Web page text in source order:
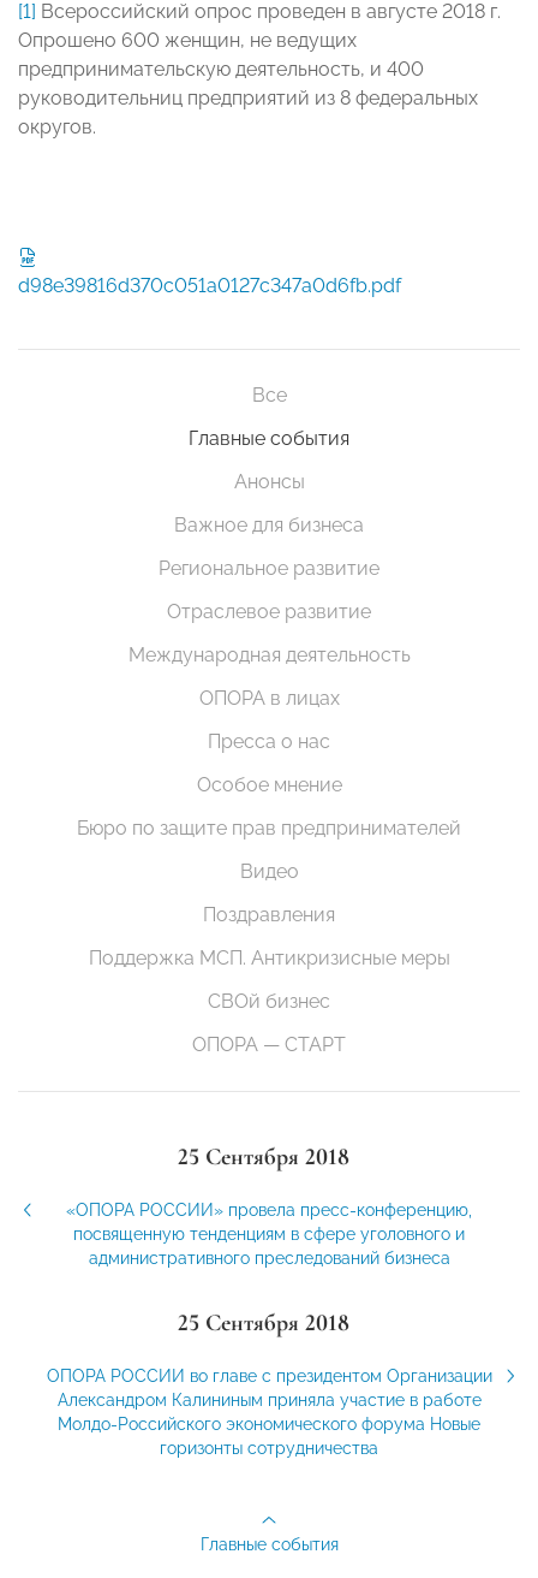
[1] Всероссийский опрос проведен в августе 2018 г.
Опрошено 600 женщин, не ведущих
предпринимательскую деятельность, и 400
руководительниц предприятий из 8 федеральных
округов.
d98e39816d370c051a0127c347a0d6fb.pdf
Все
Главные события
Анонсы
Важное для бизнеса
Региональное развитие
Отраслевое развитие
Международная деятельность
ОПОРА в лицах
Пресса о нас
Особое мнение
Бюро по защите прав предпринимателей
Видео
Поздравления
Поддержка МСП. Антикризисные меры
СВОй бизнес
ОПОРА — СТАРТ
25 Сентября 2018
«ОПОРА РОССИИ» провела пресс-конференцию,
посвященную тенденциям в сфере уголовного и
административного преследований бизнеса
25 Сентября 2018
ОПОРА РОССИИ во главе с президентом Организации
Александром Калининым приняла участие в работе
Молдо-Российского экономического форума Новые
горизонты сотрудничества
Главные события